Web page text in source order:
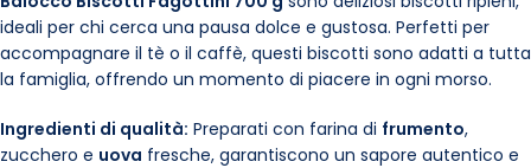
ideali per chi cerca una pausa dolce e gustosa. Perfetti per
accompagnare il tè o il caffè, questi biscotti sono adatti a tutta
la famiglia, offrendo un momento di piacere in ogni morso.
Ingredienti di qualità: Preparati con farina di frumento,
zucchero e uova fresche, garantiscono un sapore autentico e